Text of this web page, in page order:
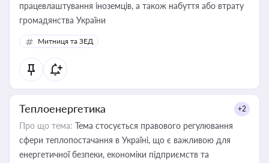
працевлаштування іноземців, а також набуття або втрату
громадянства України
Митниця та ЗЕД
Теплоенергетика +2
Про що тема: Тема стосується правового регулювання
сфери теплопостачання в Україні, що є важливою для
енергетичної безпеки, економіки підприємств та